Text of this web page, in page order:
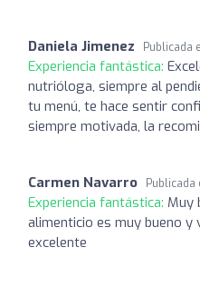
Daniela Jimenez Publicada
Experiencia fantástica:
nutrióloga, siempre al
tu menú, te hace sentir
siempre motivada, la
Carmen Navarro Publicada
Experiencia fantástica: Muy
alimenticio es muy bueno y
excelente